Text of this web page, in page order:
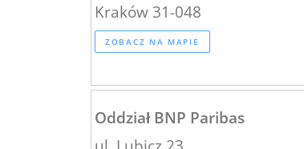
Kraków 31-048
ZOBACZ NA MAPIE
Oddział BNP Paribas